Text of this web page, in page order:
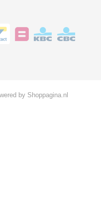
by Shoppagina.nl